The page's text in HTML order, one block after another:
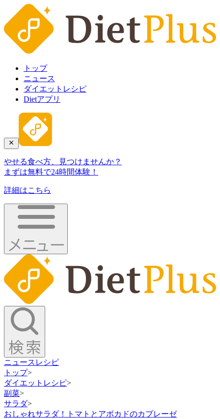
トップ
ニュース
ダイエットレシピ
Dietアプリ
やせる食べ方、見つけませんか？
まずは無料で24時間体験！
詳細はこちら
ニュース レシピ
トップ>
ダイエットレシピ>
副菜>
サラダ>
おしゃれサラダ！トマトとアボカドのカプレーゼ